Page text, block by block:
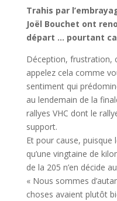
Trahis par
Joël Bouchet ont
départ … pourtant
Déception, frustration,
appelez cela comme
sentiment qui
au lendemain de la
rallyes VHC dont le
support.
Et pour cause, puisque
qu’une vingtaine de
de la 205 n’en décide
« Nous sommes
choses avaient plutôt